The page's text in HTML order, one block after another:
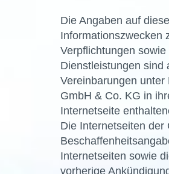
Die Angaben auf
Informationszwecken
Verpflichtungen
Dienstleistungen sind
Vereinbarungen
GmbH & Co. KG in
Internetseite
Die Internetseiten der
Internetseiten sowie
vorherige